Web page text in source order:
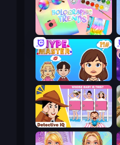
Holographic Trends
HypeMaster
Detective IQ: Brain Games